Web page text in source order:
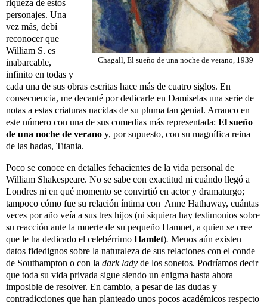
Chagall, El sueño de una noche de verano, 1939
riqueza de estos
personajes. Una
vez más, debí
reconocer que
William S. es
inabarcable,
infinito en todas y
cada una de sus obras escritas hace más de cuatro siglos. En
consecuencia, me decanté por dedicarle en Damiselas una serie de
notas a estas criaturas nacidas de su pluma tan genial. Arranco en
este número con una de sus comedias más representada: El sueño
de una noche de verano y, por supuesto, con su magnífica reina
de las hadas, Titania.
Poco se conoce en detalles fehacientes de la vida personal de
William Shakespeare. No se sabe con exactitud ni cuándo llegó a
Londres ni en qué momento se convirtió en actor y dramaturgo;
tampoco cómo fue su relación íntima con Anne Hathaway, cuántas
veces por año veía a sus tres hijos (ni siquiera hay testimonios sobre
su reacción ante la muerte de su pequeño Hamnet, a quien se cree
que le ha dedicado el celebérrimo Hamlet). Menos aún existen
datos fidedignos sobre la naturaleza de sus relaciones con el conde
de Southampton o con la dark lady de los sonetos. Podríamos decir
que toda su vida privada sigue siendo un enigma hasta ahora
imposible de resolver. En cambio, a pesar de las dudas y
contradicciones que han planteado unos pocos académicos respecto